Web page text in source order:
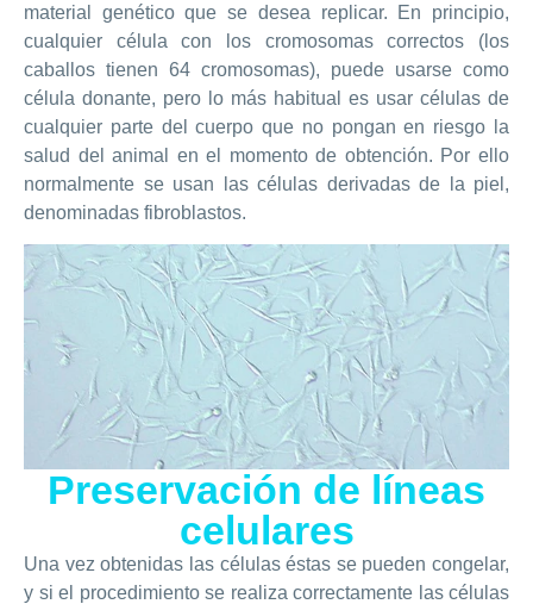
material genético que se desea replicar. En principio,
cualquier célula con los cromosomas correctos (los
caballos tienen 64 cromosomas), puede usarse como
célula donante, pero lo más habitual es usar células de
cualquier parte del cuerpo que no pongan en riesgo la
salud del animal en el momento de obtención. Por ello
normalmente se usan las células derivadas de la piel,
denominadas fibroblastos.
Preservación de líneas
celulares
Una vez obtenidas las células éstas se pueden congelar,
y si el procedimiento se realiza correctamente las células